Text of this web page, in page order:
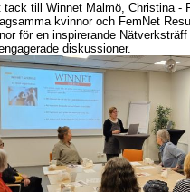
tack till Winnet Malmö, Christina -
kvinnor och FemNet
för en inspirerande
diskussioner.